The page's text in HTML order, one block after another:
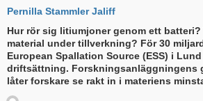
Pernilla Stammler Jaliff
Hur rör sig litiumjoner genom ett
material under tillverkning? För 30
European Spallation Source (ESS) i
driftsättning. Forskningsanläggningens
låter forskare se rakt in i materiens